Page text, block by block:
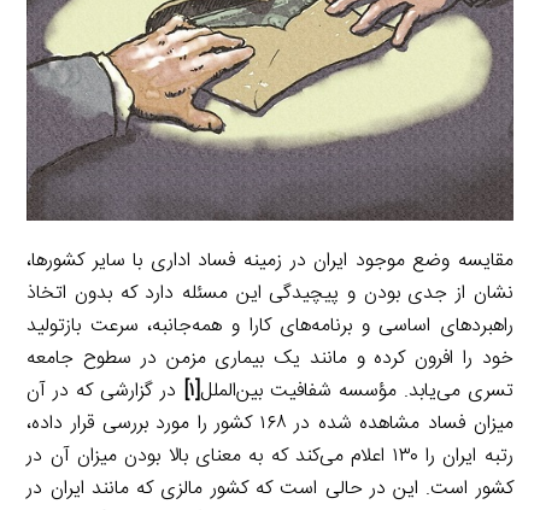
n
m
مقایسه وضع موجود ایران در زمینه فساد اداری با سایر کشورها،
نشان از جدی بودن و پیچیدگی این مسئله دارد که بدون اتخاذ
راهبردهای اساسی و برنامه‌های کارا و همه‌جانبه، سرعت بازتولید
خود را افرون کرده و مانند یک بیماری مزمن در سطوح جامعه
تسری می‌یابد. مؤسسه شفافیت بین‌الملل[۱]
در گزارشی که در آن
میزان فساد مشاهده شده در ۱۶۸ کشور را مورد بررسی قرار داده،
رتبه ایران را ۱۳۰ اعلام می‌کند که به معنای بالا بودن میزان آن در
کشور است. این در حالی است که کشور مالزی که مانند ایران در